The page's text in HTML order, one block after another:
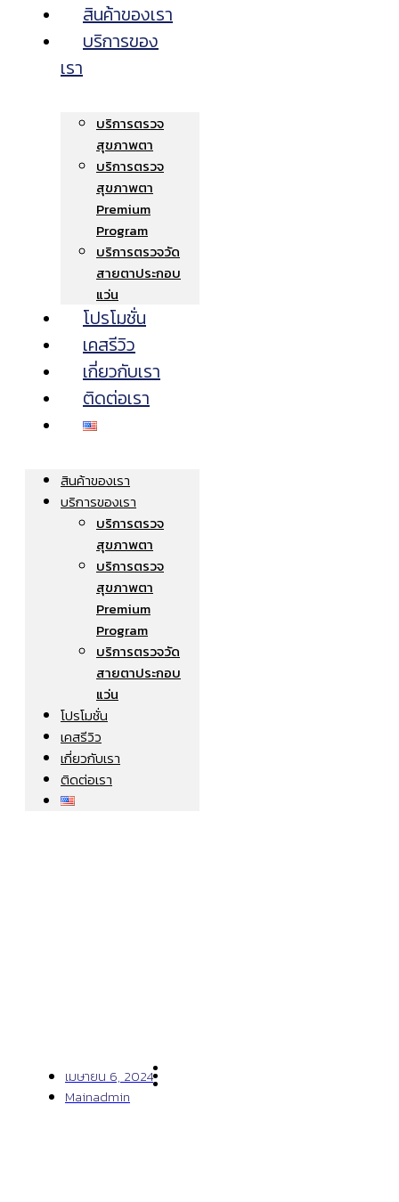
สินค้าของเรา
บริการของ
เรา
บริการตรวจ
สุขภาพตา
บริการตรวจ
สุขภาพตา
Premium
Program
บริการตรวจวัด
สายตาประกอบ
แว่น
โปรโมชั่น
เคสรีวิว
เกี่ยวกับเรา
ติดต่อเรา
สินค้าของเรา
บริการของเรา
บริการตรวจ
สุขภาพตา
บริการตรวจ
สุขภาพตา
Premium
Program
บริการตรวจวัด
สายตาประกอบ
แว่น
โปรโมชั่น
เคสรีวิว
เกี่ยวกับเรา
ติดต่อเรา
เมษายน 6, 2024
Mainadmin